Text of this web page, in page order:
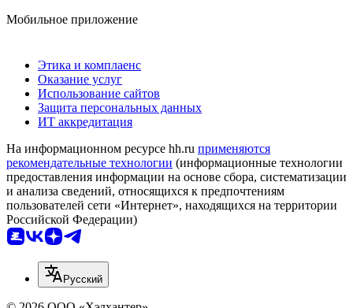
Мобильное приложение
Этика и комплаенс
Оказание услуг
Использование сайтов
Защита персональных данных
ИТ аккредитация
На информационном ресурсе hh.ru применяются
рекомендательные технологии (информационные технологии
предоставления информации на основе сбора, систематизации
и анализа сведений, относящихся к предпочтениям
пользователей сети «Интернет», находящихся на территории
Российской Федерации)
Русский